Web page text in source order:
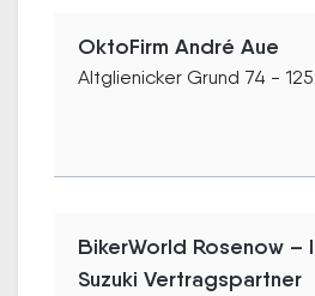
OktoFirm André Aue
Altglienicker Grund 74 -
BikerWorld Rosenow –
Suzuki Vertragspartner